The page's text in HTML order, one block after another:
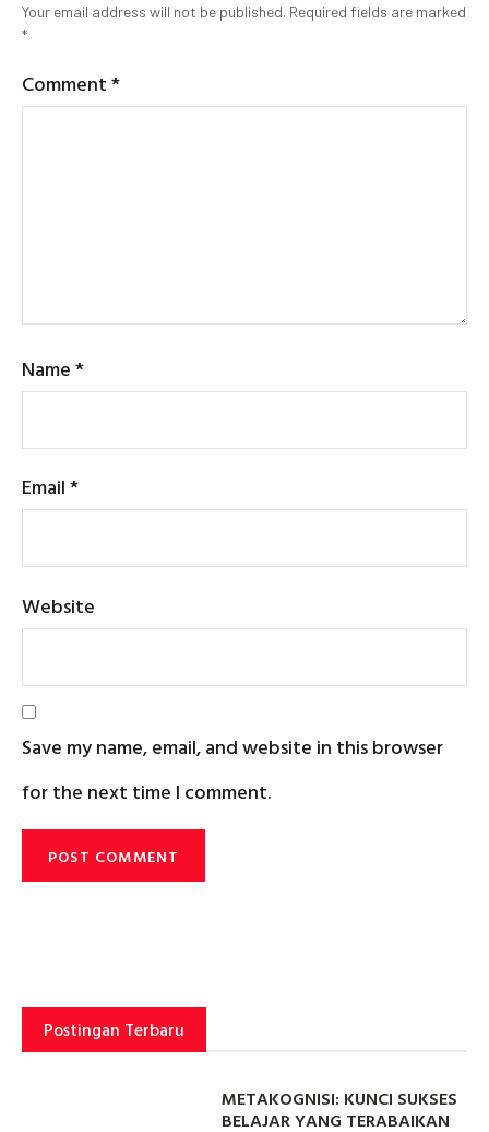
Your email address will not be published. Required fields are marked
*
Comment*
Name*
Email*
Website
Save my name, email, and website in this browser
for the next time I comment.
Postingan Terbaru
METAKOGNISI: KUNCI SUKSES
BELAJAR YANG TERABAIKAN